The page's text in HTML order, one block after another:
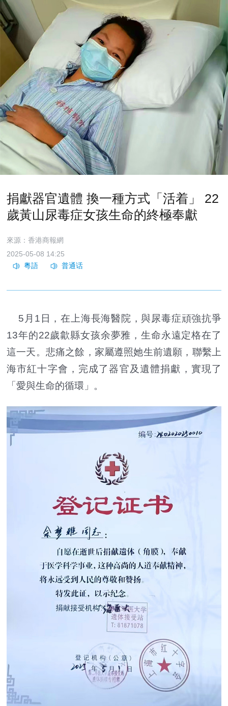
捐獻器官遺體 換一種方式「活着」 22
歲黃山尿毒症女孩生命的終極奉獻
來源：香港商報網
2025-05-08 14:25
5月1日，在上海長海醫院，與尿毒症頑強抗爭
13年的22歲歙縣女孩余夢雅，生命永遠定格在了
這一天。悲痛之餘，家屬遵照她生前遺願，聯繫上
海市紅十字會，完成了器官及遺體捐獻，實現了
「愛與生命的循環」。